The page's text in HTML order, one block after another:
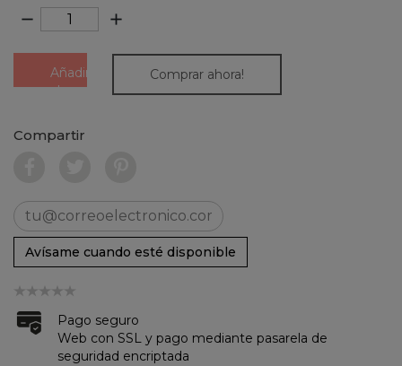
remove add
Añadir
al
Comprar ahora!
Compartir
Avísame cuando esté disponible
Pago seguro
Web con SSL y pago mediante pasarela de
seguridad encriptada